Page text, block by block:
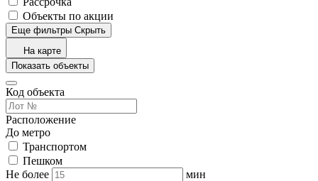
Объекты по акции
Еще фильтры Скрыть
На карте
Показать объекты
Код объекта
Расположение
До метро
Транспортом
Пешком
Не более
мин